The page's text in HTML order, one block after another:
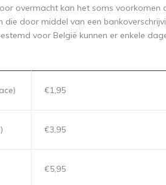
overmacht kan het soms voorkomen
door middel van een
voor België kunnen er enkele
€1,95
€3,95
€5,95